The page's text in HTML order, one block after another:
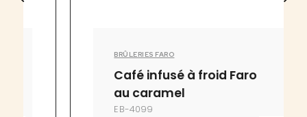
BRÛLERIES FARO
Café infusé à froid Faro
au caramel
EB-4099